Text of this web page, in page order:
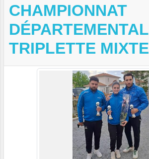
CHAMPIONNAT
DÉPARTEMENTAL
TRIPLETTE MIXTE